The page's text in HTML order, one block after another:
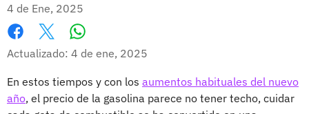
4 de Ene, 2025
Facebook
X
Actualizado: 4 de ene, 2025
En estos tiempos y con los aumentos habituales del nuevo
año, el precio de la gasolina parece no tener techo, cuidar